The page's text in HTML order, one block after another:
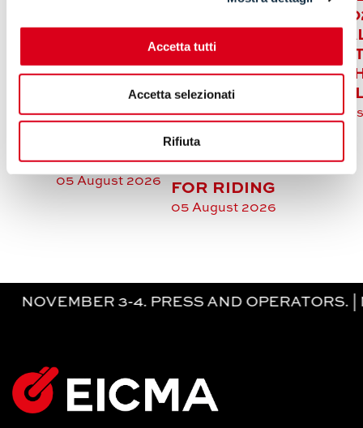
Accetta tutti
Accetta selezionati
Rifiuta
REFRESHES
COLOUR
FOR THE
NC750X
CYLINDER
05 August 2026
HELD
SUMMER
MOTORCYCLE
GLOVES:
FOR RIDING
05 August 2026
TRK
READY
RULE
04
3-4. PRESS AND OPERATORS. |